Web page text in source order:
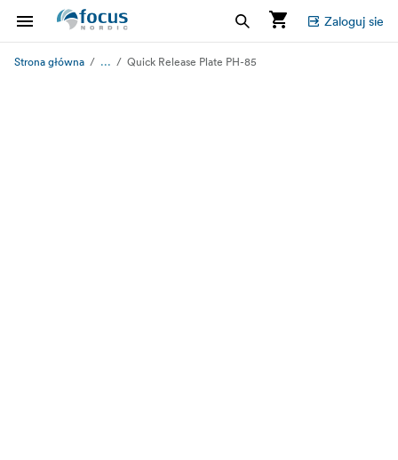
Zaloguj sie
Strona główna ... Quick Release Plate PH-85